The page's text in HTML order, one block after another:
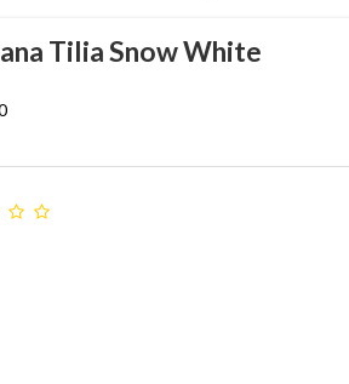
Tilia Snow White